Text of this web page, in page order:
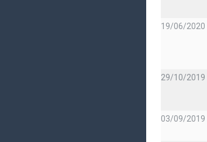
19/06/2020
29/10/2019
03/09/2019